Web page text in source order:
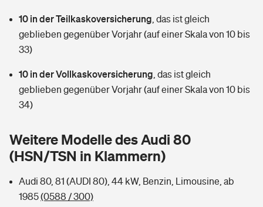
Sie haben Fragen?
Restkreditversicherung
Zur Übersicht
Tools
Wer versichert was: Jetzt Versicherer finden
Sie haben Fragen?
Hundehalter-Haftpflicht
Handyversicherung
Musikinstrumentenversicherung
Zur Übersicht
Tools
Wer versichert was: Jetzt Versicherer finden
Sie haben Fragen?
Rentenrechner: Wie viel Geld bekomme ich im Alter?
10 in der Teilkaskoversicherung das ist gleich
geblieben gegenüber Vorjahr (auf einer Skala von 10 bis
33)
10 in der Vollkaskoversicherung das ist gleich
geblieben gegenüber Vorjahr (auf einer Skala von 10 bis
34)
Weitere Modelle des Audi 80
(HSN/TSN in Klammern)
Audi 80, 81 (AUDI 80), 44 kW, Benzin, Limousine, ab
1985(0588 / 300)